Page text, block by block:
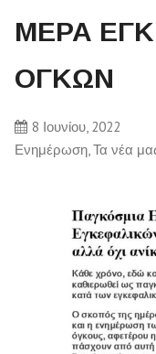
ΜΕΡΑ
ΟΓΚΩΝ
8 Ιουνίου, 2022
Ενημέρωση,Τα νέα